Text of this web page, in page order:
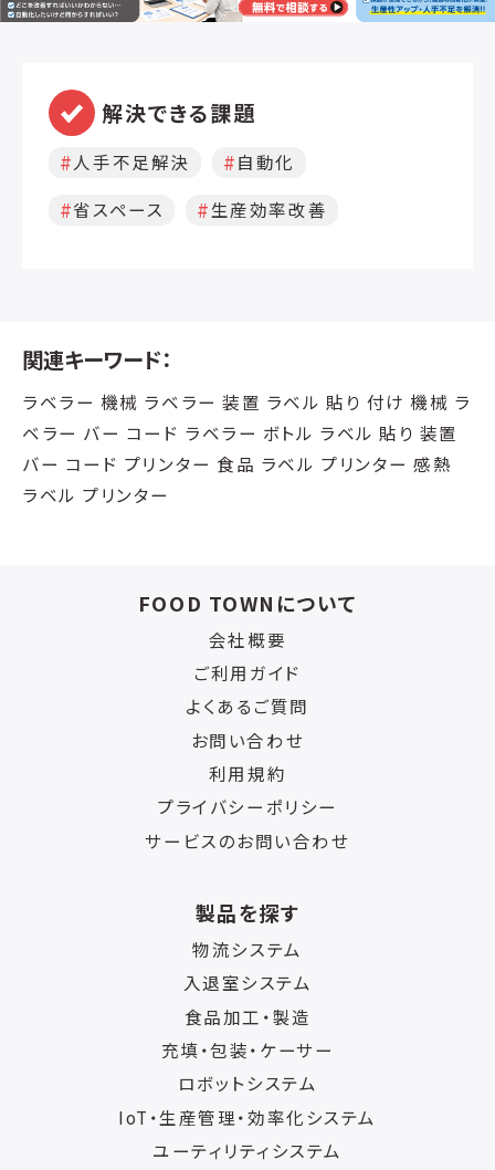
解決できる課題
人手不足解決
自動化
省スペース
生産効率改善
関連キーワード：
ラベラー 機械 ラベラー 装置 ラベル 貼り 付け 機械 ラ
ベラー バー コード ラベラー ボトル ラベル 貼り 装置
バー コード プリンター 食品 ラベル プリンター 感熱
ラベル プリンター
FOOD TOWNについて
会社概要
ご利用ガイド
よくあるご質問
お問い合わせ
利用規約
プライバシーポリシー
サービスのお問い合わせ
製品を探す
物流システム
入退室システム
食品加工・製造
充填・包装・ケーサー
ロボットシステム
IoT・生産管理・効率化システム
ユーティリティシステム